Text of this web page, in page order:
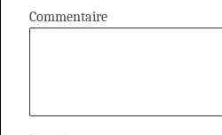
Commentaire